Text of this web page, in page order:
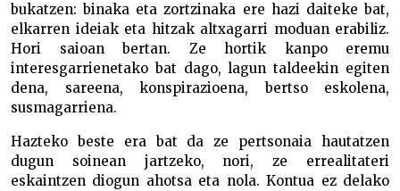
bukatzen: binaka eta zortzinaka ere hazi daiteke bat,
elkarren ideiak eta hitzak altxagarri moduan erabiliz.
Hori saioan bertan. Ze hortik kanpo eremu
interesgarrienetako bat dago, lagun taldeekin egiten
dena, sareena, konspirazioena, bertso eskolena,
susmagarriena.
Hazteko beste era bat da ze pertsonaia hautatzen
dugun soinean jartzeko, nori, ze errealitateri
eskaintzen diogun ahotsa eta nola. Kontua ez delako